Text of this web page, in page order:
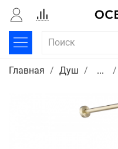
Главная Душ ...